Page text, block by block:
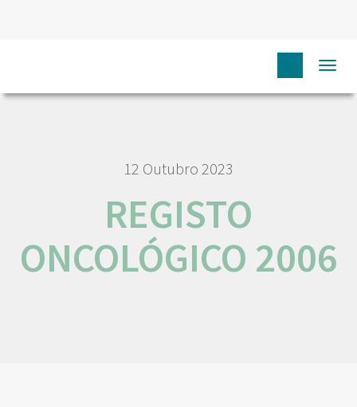
REGISTO ONCOLÓGICO
12 Outubro 2023
REGISTO
ONCOLÓGICO 2006